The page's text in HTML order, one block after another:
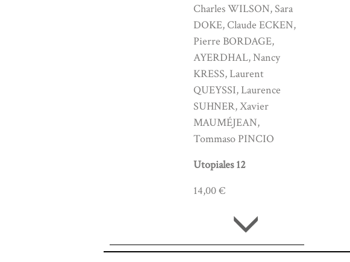
Charles WILSON, Sara
DOKE, Claude ECKEN,
Pierre BORDAGE,
AYERDHAL, Nancy
KRESS, Laurent
QUEYSSI, Laurence
SUHNER, Xavier
MAUMÉJEAN,
Tommaso PINCIO
Utopiales 12
14,00 €